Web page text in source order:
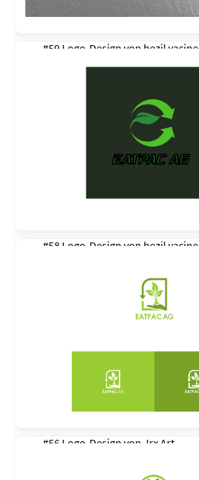
#59 Logo-Design von hezil yacine
#58 Logo-Design von hezil yacine
#56 Logo-Design von Jrx Art